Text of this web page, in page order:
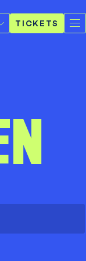
TICKETS